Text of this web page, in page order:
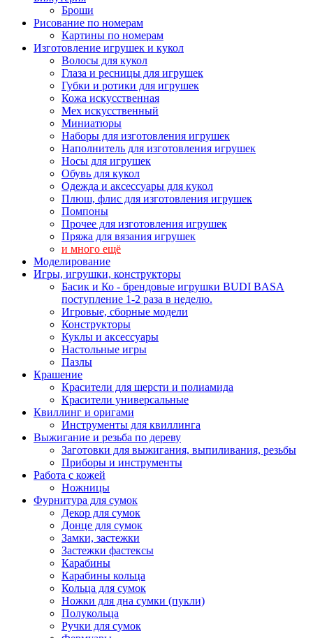
Броши
Рисование по номерам
Картины по номерам
Изготовление игрушек и кукол
Волосы для кукол
Глаза и ресницы для игрушек
Губки и ротики для игрушек
Кожа искусственная
Мех искусственный
Миниатюры
Наборы для изготовления игрушек
Наполнитель для изготовления игрушек
Носы для игрушек
Обувь для кукол
Одежда и аксессуары для кукол
Плюш, флис для изготовления игрушек
Помпоны
Прочее для изготовления игрушек
Пряжа для вязания игрушек
и много ещё
Моделирование
Игры, игрушки, конструкторы
Басик и Ко - брендовые игрушки BUDI BASA
поступление 1-2 раза в неделю.
Игровые, сборные модели
Конструкторы
Куклы и аксессуары
Настольные игры
Пазлы
Крашение
Красители для шерсти и полиамида
Красители универсальные
Квиллинг и оригами
Инструменты для квиллинга
Выжигание и резьба по дереву
Заготовки для выжигания, выпиливания, резьбы
Приборы и инструменты
Работа с кожей
Ножницы
Фурнитура для сумок
Декор для сумок
Донце для сумок
Замки, застежки
Застежки фастексы
Карабины
Карабины кольца
Кольца для сумок
Ножки для дна сумки (пукли)
Полукольца
Ручки для сумок